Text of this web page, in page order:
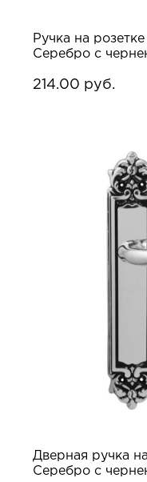
Ручка на
Серебро с
214.00 руб.
Дверная ручка
Серебро с